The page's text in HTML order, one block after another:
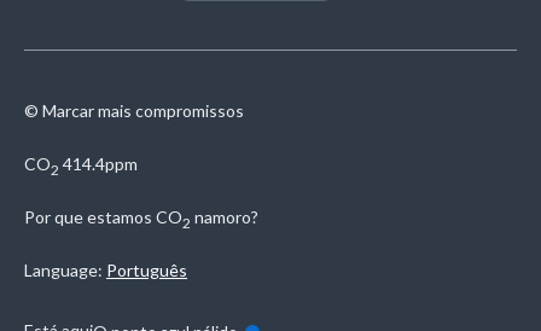
© Marcar mais compromissos
CO2 414.4ppm
Por que estamos CO2 namoro?
Language: Português